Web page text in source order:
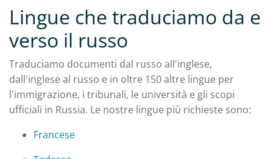
Lingue che traduciamo da e
verso il russo
Traduciamo documenti dal russo all'inglese,
dall'inglese al russo e in oltre 150 altre lingue per
l'immigrazione, i tribunali, le università e gli scopi
ufficiali in Russia. Le nostre lingue più richieste sono:
Francese